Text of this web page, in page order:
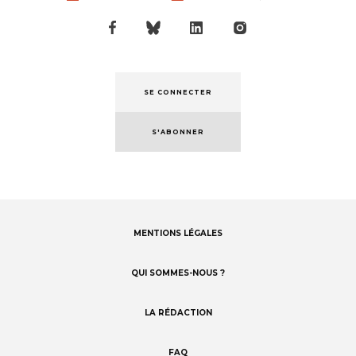
SE CONNECTER
S'ABONNER
MENTIONS LÉGALES
QUI SOMMES-NOUS ?
LA RÉDACTION
FAQ